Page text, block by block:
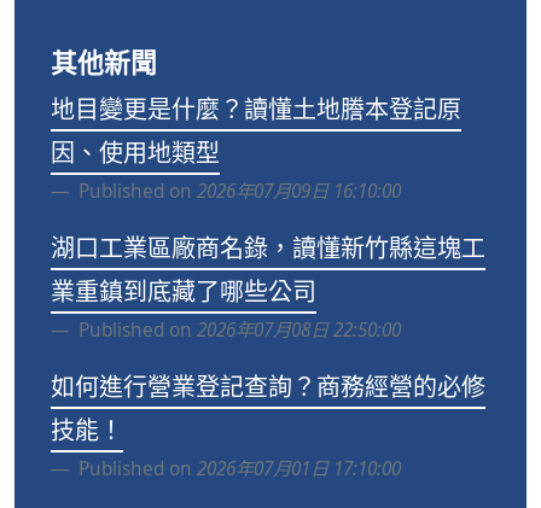
其他新聞
地目變更是什麼？讀懂土地謄本登記原
因、使用地類型
Published on 2026年07月09日 16:10:00
湖口工業區廠商名錄，讀懂新竹縣這塊工
業重鎮到底藏了哪些公司
Published on 2026年07月08日 22:50:00
如何進行營業登記查詢？商務經營的必修
技能！
Published on 2026年07月01日 17:10:00